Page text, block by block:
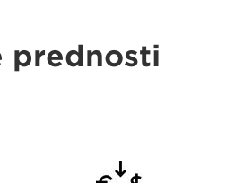
prednosti
Benefits